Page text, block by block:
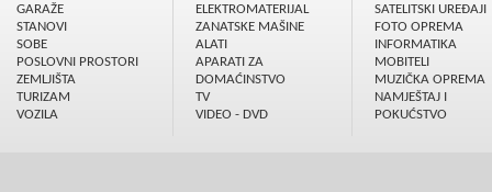
GARAŽE
STANOVI
SOBE
POSLOVNI PROSTORI
ZEMLJIŠTA
TURIZAM
VOZILA
ELEKTROMATERIJAL
ZANATSKE MAŠINE
ALATI
APARATI ZA
DOMAĆINSTVO
TV
VIDEO - DVD
SATELITSKI UREÐAJI
FOTO OPREMA
INFORMATIKA
MOBITELI
MUZIČKA OPREMA
NAMJEŠTAJ I
POKUĆSTVO